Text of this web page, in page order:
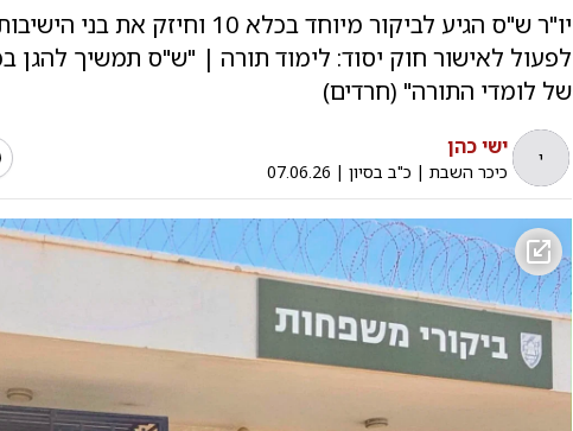
יו"ר ש"ס הגיע לביקור מיוחד בכלא 10
לפעול לאישור חוק יסוד: לימוד תורה | "ש"ס תמשיך להגן
של לומדי התורה" (חרדים)
י ישי כהן
כיכר השבת| כ"ב בסיון |
07.06.26